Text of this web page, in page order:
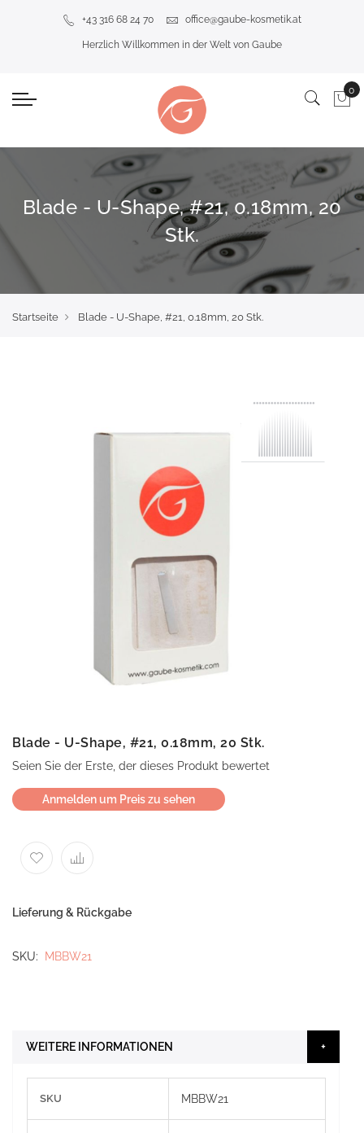
+43 316 68 24 70 office@gaube-kosmetik.at
Herzlich Willkommen in der Welt von Gaube
Blade - U-Shape, #21, 0.18mm, 20
Stk.
Startseite Blade - U-Shape, #21, 0.18mm, 20 Stk.
Blade - U-Shape, #21, 0.18mm, 20 Stk.
Seien Sie der Erste, der dieses Produkt bewertet
Anmelden um Preis zu sehen
Lieferung & Rückgabe
SKU MBBW21
WEITERE INFORMATIONEN
Informationen
SKU MBBW21